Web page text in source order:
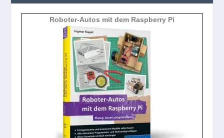
Roboter-Autos mit dem Raspberry Pi